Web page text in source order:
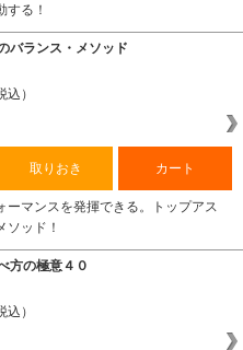
る！
ランス・メソッド
込）
取りおき カート
マンスを発揮できる。トップアス
ソッド！
方の極意４０
込）